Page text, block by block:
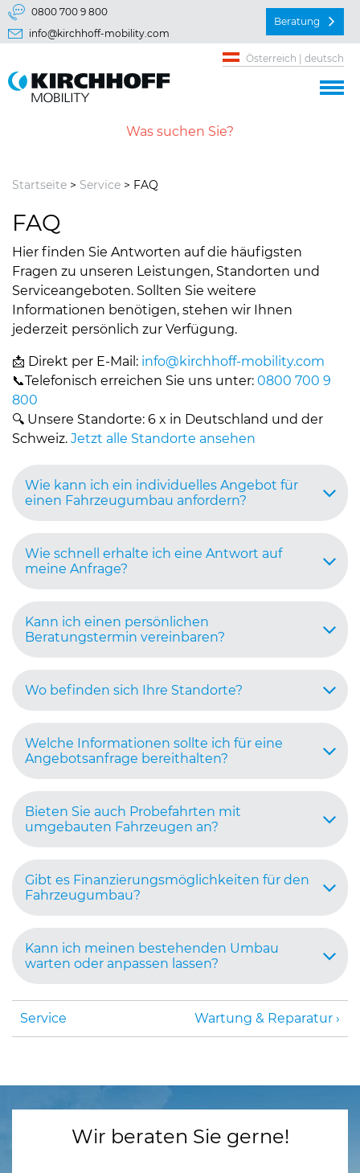
Springe direkt zu:
Hauptmenü
0800 700 9 800
info@kirchhoff-mobility.com
Beratung
Österreich | deutsch
Startseite > Service > FAQ
FAQ
Hier finden Sie Antworten auf die häufigsten
Fragen zu unseren Leistungen, Standorten und
Serviceangeboten. Sollten Sie weitere
Informationen benötigen, stehen wir Ihnen
jederzeit persönlich zur Verfügung.
📩 Direkt per E-Mail: info@kirchhoff-mobility.com
📞Telefonisch erreichen Sie uns unter: 0800 700 9
800
🔍 Unsere Standorte: 6 x in Deutschland und der
Schweiz. Jetzt alle Standorte ansehen
Wie kann ich ein individuelles Angebot für
einen Fahrzeugumbau anfordern?
Wie schnell erhalte ich eine Antwort auf
meine Anfrage?
Kann ich einen persönlichen
Beratungstermin vereinbaren?
Wo befinden sich Ihre Standorte?
Welche Informationen sollte ich für eine
Angebotsanfrage bereithalten?
Bieten Sie auch Probefahrten mit
umgebauten Fahrzeugen an?
Gibt es Finanzierungsmöglichkeiten für den
Fahrzeugumbau?
Kann ich meinen bestehenden Umbau
warten oder anpassen lassen?
Service Wartung & Reparatur
Wir beraten Sie gerne!